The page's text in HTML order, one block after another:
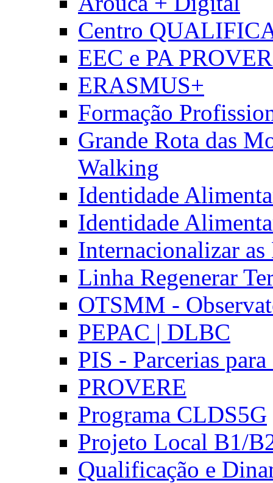
Centro
EEC e PA
ERASMUS+
Formação
Grande Rota das
Walking
Identidade
Identidade
Internacionalizar
Linha Regenerar
OTSMM -
PEPAC | DLBC
PIS - Parcerias
PROVERE
Programa CLDS5G
Projeto Local B1/
Qualificação e